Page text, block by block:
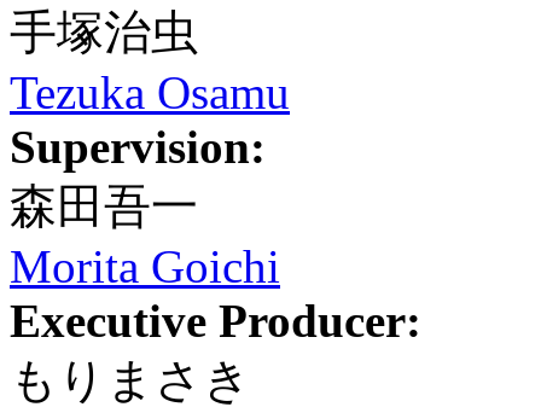
手塚治虫
Tezuka Osamu
Supervision:
森田吾一
Morita Goichi
Executive Producer:
もりまさき